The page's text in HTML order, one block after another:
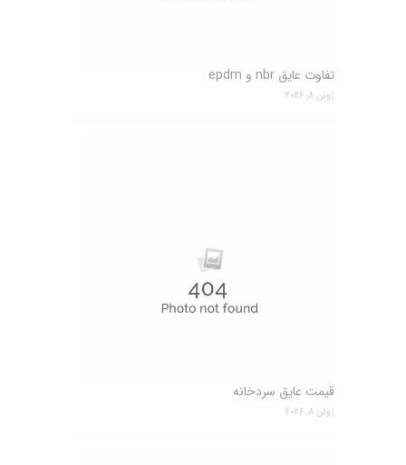
تفاوت عایق nbr و epdm
ژوئن 8, 2026
قیمت عایق سردخانه
ژوئن 8, 2026